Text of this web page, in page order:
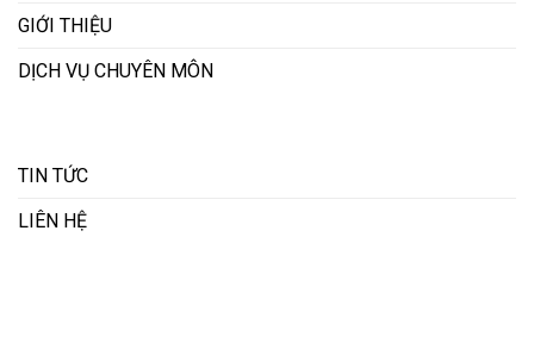
GIỚI THIỆU
DỊCH VỤ CHUYÊN MÔN
TIN TỨC
LIÊN HỆ